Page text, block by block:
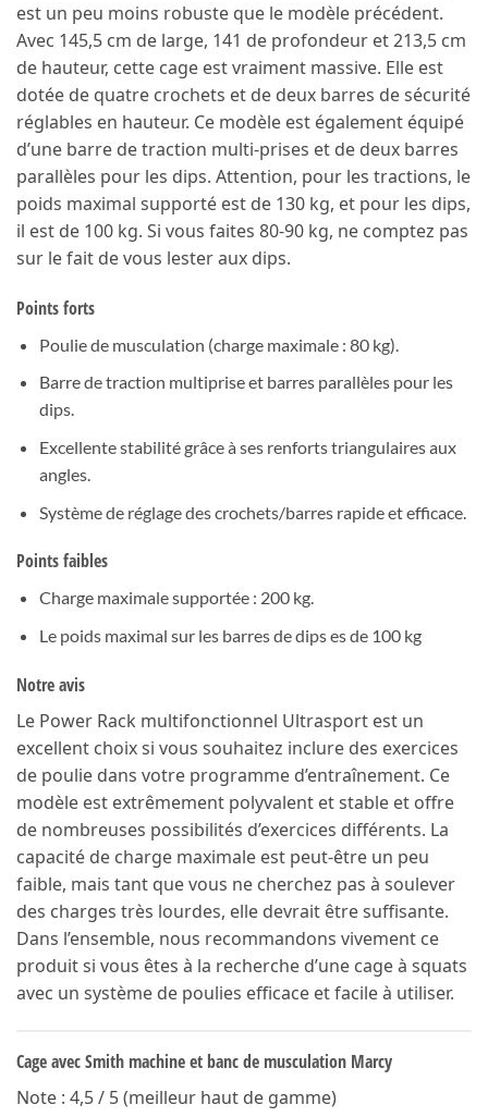
est un peu moins robuste que le modèle précédent.
Avec 145,5 cm de large, 141 de profondeur et 213,5 cm
de hauteur, cette cage est vraiment massive. Elle est
dotée de quatre crochets et de deux barres de sécurité
réglables en hauteur. Ce modèle est également équipé
d’une barre de traction multi-prises et de deux barres
parallèles pour les dips. Attention, pour les tractions, le
poids maximal supporté est de 130 kg, et pour les dips,
il est de 100 kg. Si vous faites 80-90 kg, ne comptez pas
sur le fait de vous lester aux dips.
Points forts
Poulie de musculation (charge maximale : 80 kg).
Barre de traction multiprise et barres parallèles pour les
dips.
Excellente stabilité grâce à ses renforts triangulaires aux
angles.
Système de réglage des crochets/barres rapide et efficace.
Points faibles
Charge maximale supportée : 200 kg.
Le poids maximal sur les barres de dips es de 100 kg
Notre avis
Le Power Rack multifonctionnel Ultrasport est un
excellent choix si vous souhaitez inclure des exercices
de poulie dans votre programme d’entraînement. Ce
modèle est extrêmement polyvalent et stable et offre
de nombreuses possibilités d’exercices différents. La
capacité de charge maximale est peut-être un peu
faible, mais tant que vous ne cherchez pas à soulever
des charges très lourdes, elle devrait être suffisante.
Dans l’ensemble, nous recommandons vivement ce
produit si vous êtes à la recherche d’une cage à squats
avec un système de poulies efficace et facile à utiliser.
Cage avec Smith machine et banc de musculation Marcy
Note : 4,5 / 5 (meilleur haut de gamme)